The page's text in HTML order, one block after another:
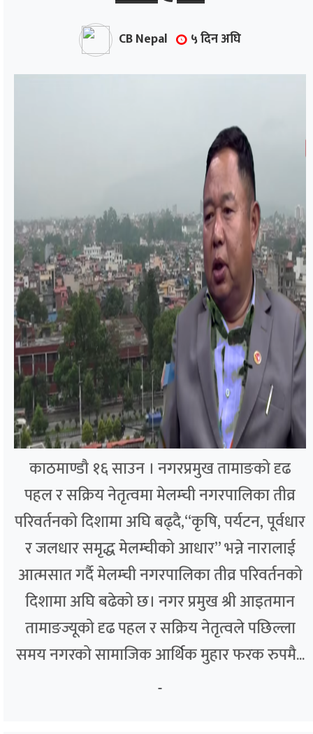
CB Nepal ५ दिन अघि
काठमाण्डौ १६ साउन । नगरप्रमुख तामाङको दृढ
पहल र सक्रिय नेतृत्वमा मेलम्ची नगरपालिका तीव्र
परिवर्तनको दिशामा अघि बढ्दै,“कृषि, पर्यटन, पूर्वधार
र जलधार समृद्ध मेलम्चीको आधार” भन्ने नारालाई
आत्मसात गर्दै मेलम्ची नगरपालिका तीव्र परिवर्तनको
दिशामा अघि बढेको छ। नगर प्रमुख श्री आइतमान
तामाङज्यूको दृढ पहल र सक्रिय नेतृत्वले पछिल्ला
समय नगरको सामाजिक आर्थिक मुहार फरक रुपमै...